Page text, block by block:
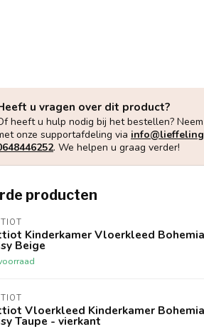
u vragen over dit product?
heeft u hulp nodig bij het bestellen?
onze supportafdeling via
. We helpen u graag verder!
producten
Kinderkamer Vloerkleed
Beige
Vloerkleed Kinderkamer
Taupe - vierkant